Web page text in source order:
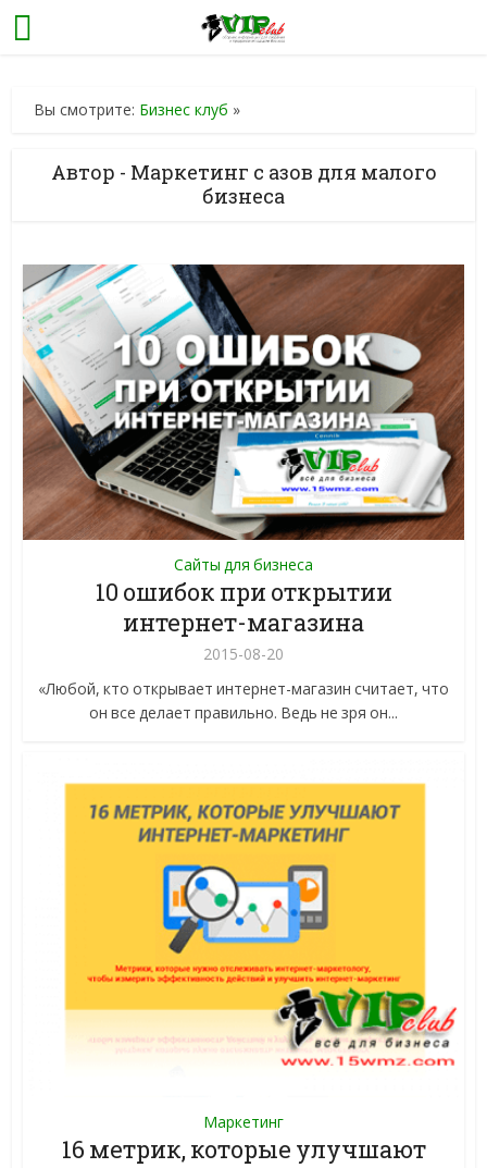
Вы смотрите: Бизнес клуб »
Автор - Маркетинг с азов для малого
бизнеса
Сайты для бизнеса
10 ошибок при открытии
интернет-магазина
2015-08-20
«Любой, кто открывает интернет-магазин считает, что
он все делает правильно. Ведь не зря он...
Маркетинг
16 метрик, которые улучшают